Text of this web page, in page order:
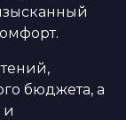
бюджета, а
и